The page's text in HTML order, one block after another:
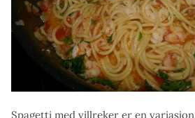
Spagetti med villreker er en